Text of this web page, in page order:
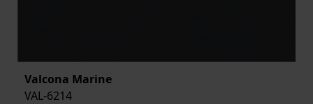
Valcona Marine
VAL-6214